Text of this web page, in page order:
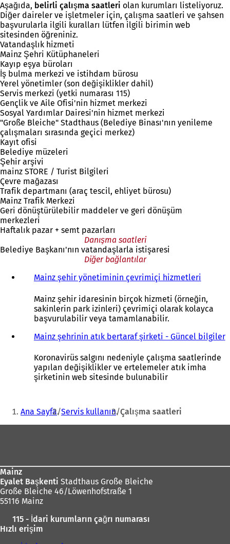
Aşağıda, belirli çalışma saatleri olan kurumları listeliyoruz.
Diğer daireler ve işletmeler için, çalışma saatleri ve şahsen
başvurularla ilgili kuralları lütfen ilgili birimin web
sitesinden öğreniniz.
Vatandaşlık hizmeti
Mainz Şehri Kütüphaneleri
Kayıp eşya büroları
İş bulma merkezi ve istihdam bürosu
Yerel yönetimler (son değişiklikler dahil)
Servis merkezi (yetki numarası 115)
Gençlik ve Aile Ofisi'nin hizmet merkezi
Sosyal Yardımlar Dairesi'nin hizmet merkezi
"Große Bleiche" Stadthaus (Belediye Binası'nın yenileme
çalışmaları sırasında geçici merkez)
Kayıt ofisi
Belediye müzeleri
Şehir arşivi
mainz STORE / Turist Bilgileri
Çevre mağazası
Trafik departmanı (araç tescil, ehliyet bürosu)
Mainz Trafik Merkezi
Geri dönüştürülebilir maddeler ve geri dönüşüm
merkezleri
Haftalık pazar + semt pazarları
Danışma saatleri
Belediye Başkanı'nın vatandaşlarla istişaresi
Diğer bağlantılar
Mainz şehir yönetiminin çevrimiçi hizmetleri
Mainz şehir idaresinin birçok hizmeti (örneğin,
sakinlerin park izinleri) çevrimiçi olarak kolayca
başvurulabilir veya tamamlanabilir.
Mainz şehrinin atık bertaraf şirketi - Güncel bilgiler(
e
Koronavirüs salgını nedeniyle çalışma saatlerinde
yapılan değişiklikler ve ertelemeler atık imha
şirketinin web sitesinde bulunabilir
Buradasınız:
Ana Sayfa Servis kullanın Çalışma saatleri
Mainz
Eyalet Başkenti Stadthaus Große Bleiche
Große Bleiche 46/Löwenhofstraße 1
55116 Mainz
115 - İdari kurumların çağrı numarası
Hızlı erişim